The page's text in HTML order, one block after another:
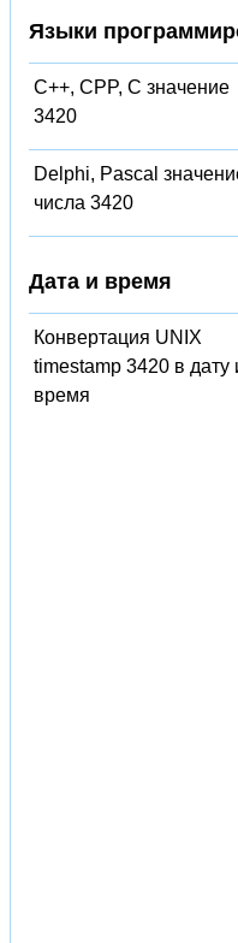
Языки
C++, CPP, C значение
3420
Delphi, Pascal
числа 3420
Дата и время
Конвертация UNIX
timestamp 3420 в дату
время